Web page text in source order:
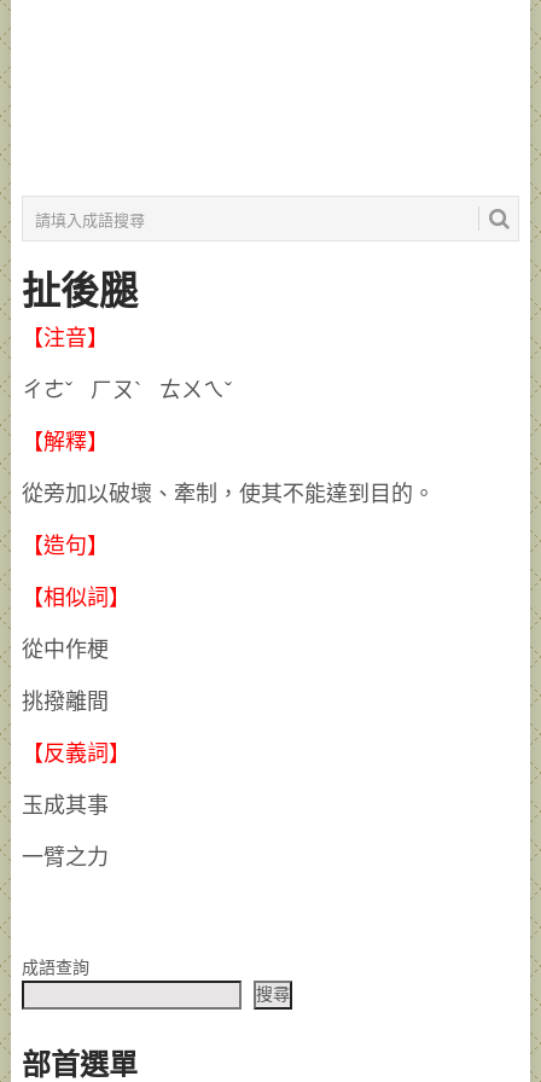
扯後腿
【注音】
ㄔㄜˇ ㄏㄡˋ ㄊㄨㄟˇ
【解釋】
從旁加以破壞、牽制，使其不能達到目的。
【造句】
【相似詞】
從中作梗
挑撥離間
【反義詞】
玉成其事
一臂之力
成語查詢
搜尋
部首選單